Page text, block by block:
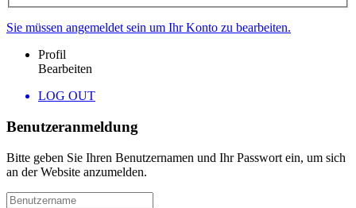
Sie müssen angemeldet sein um Ihr Konto zu bearbeiten.
Profil
Bearbeiten
LOG OUT
Benutzeranmeldung
Bitte geben Sie Ihren Benutzernamen und Ihr Passwort ein, um sich
an der Website anzumelden.